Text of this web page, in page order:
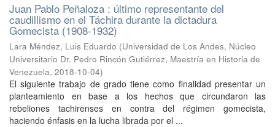
Juan Pablo Peñaloza : último representante del
caudillismo en el Táchira durante la dictadura
Gomecista (1908-1932)
Lara Méndez, Luis Eduardo (Universidad de Los Andes, Núcleo
Universitario Dr. Pedro Rincón Gutiérrez, Maestría en Historia de
Venezuela, 2018-10-04)
El siguiente trabajo de grado tiene como finalidad presentar un
planteamiento en base a los hechos que circundaron las
rebeliones tachirenses en contra del régimen gomecista,
haciendo énfasis en la lucha librada por el ...